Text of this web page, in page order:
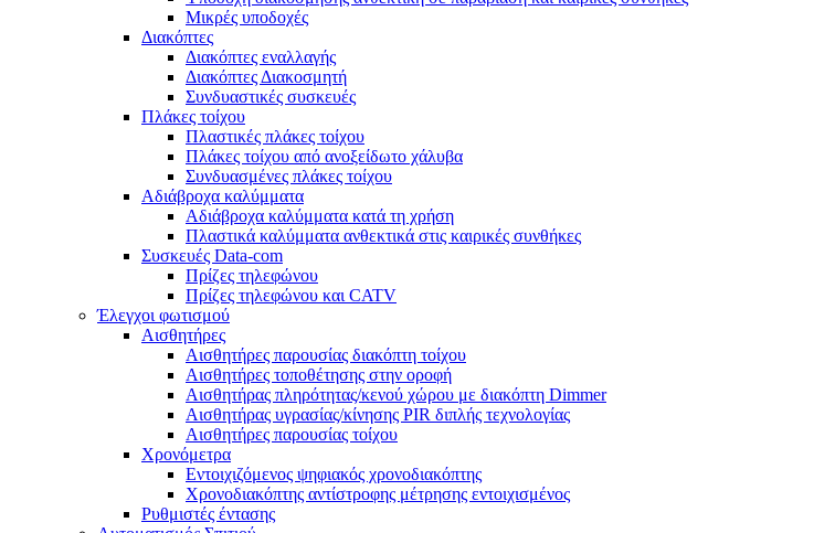
Μικρές υποδοχές
Διακόπτες
Διακόπτες εναλλαγής
Διακόπτες Διακοσμητή
Συνδυαστικές συσκευές
Πλάκες τοίχου
Πλαστικές πλάκες τοίχου
Πλάκες τοίχου από ανοξείδωτο χάλυβα
Συνδυασμένες πλάκες τοίχου
Αδιάβροχα καλύμματα
Αδιάβροχα καλύμματα κατά τη χρήση
Πλαστικά καλύμματα ανθεκτικά στις καιρικές συνθήκες
Συσκευές Data-com
Πρίζες τηλεφώνου
Πρίζες τηλεφώνου και CATV
Έλεγχοι φωτισμού
Αισθητήρες
Αισθητήρες παρουσίας διακόπτη τοίχου
Αισθητήρες τοποθέτησης στην οροφή
Αισθητήρας πληρότητας/κενού χώρου με διακόπτη Dimmer
Αισθητήρας υγρασίας/κίνησης PIR διπλής τεχνολογίας
Αισθητήρες παρουσίας τοίχου
Χρονόμετρα
Εντοιχιζόμενος ψηφιακός χρονοδιακόπτης
Χρονοδιακόπτης αντίστροφης μέτρησης εντοιχισμένος
Ρυθμιστές έντασης